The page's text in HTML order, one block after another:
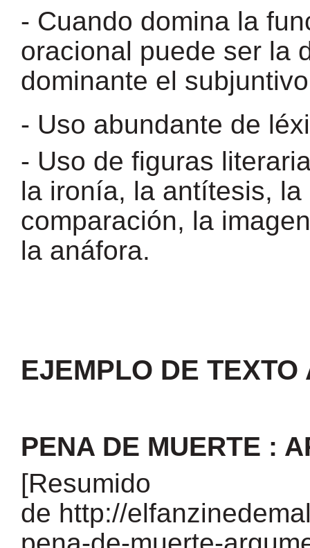
- Cuando domina la
oracional puede ser la
dominante el
- Uso abundante de
- Uso de figuras
la ironía, la antítesis,
comparación, la
la anáfora.
EJEMPLO DE TEXTO
PENA DE MUERTE :
[Resumido
de http://